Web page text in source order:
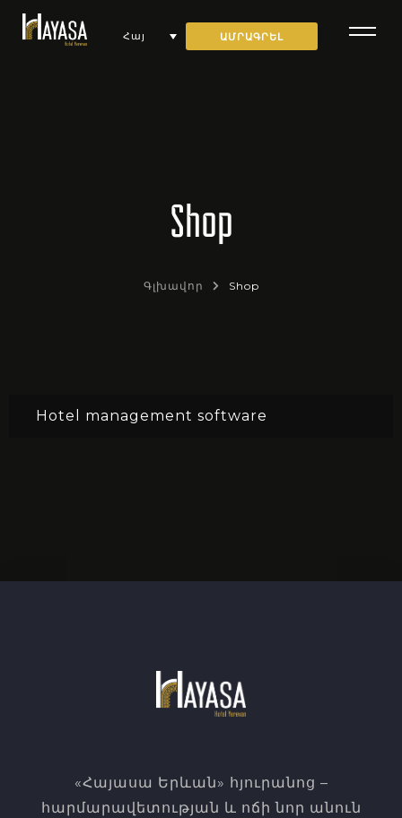
Հայ ԱՄՐԱԳՐԵԼ
Shop
Գլխավոր Shop
Hotel management software
«Հայասա Երևան» հյուրանոց –
հարմարավետության և ոճի նոր անուն